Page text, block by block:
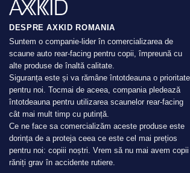
DESPRE AXKID ROMANIA
Suntem o companie-lider în comercializarea de
scaune auto rear-facing pentru copii, împreună cu
alte produse de înaltă calitate.
Siguranța este și va rămâne întotdeauna o prioritate
pentru noi. Tocmai de aceea, compania pledează
întotdeauna pentru utilizarea scaunelor rear-facing
cât mai mult timp cu putință.
Ce ne face sa comercializăm aceste produse este
dorința de a proteja ceea ce este cel mai prețios
pentru noi: copiii noștri. Vrem să nu mai avem copii
răniți grav în accidente rutiere.